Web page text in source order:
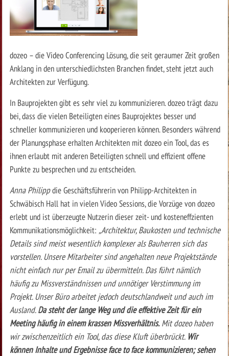
dozeo – die Video Conferencing Lösung, die seit geraumer Zeit großen
Anklang in den unterschiedlichsten Branchen findet, steht jetzt auch
Architekten zur Verfügung.
In Bauprojekten gibt es sehr viel zu kommunizieren. dozeo trägt dazu
bei, dass die vielen Beteiligten eines Bauprojektes besser und
schneller kommunizieren und kooperieren können. Besonders während
der Planungsphase erhalten Architekten mit dozeo ein Tool, das es
ihnen erlaubt mit anderen Beteiligten schnell und effizient offene
Punkte zu besprechen und zu entscheiden.
Anna Philippdie Geschäftsführerin von Philipp-Architekten in
Schwäbisch Hall hat in vielen Video Sessions, die Vorzüge von dozeo
erlebt und ist überzeugte Nutzerin dieser zeit- und kosteneffzienten
Kommunikationsmöglichkeit: „Architektur, Baukosten und technische
Details sind meist wesentlich komplexer als Bauherren sich das
vorstellen. Unsere Mitarbeiter sind angehalten neue Projektstände
nicht einfach nur per Email zu übermitteln. Das führt nämlich
häufig zu Missverständnissen und unnötiger Verstimmung im
Projekt. Unser Büro arbeitet jedoch deutschlandweit und auch im
Ausland.Da steht der lange Weg und die effektive Zeit für ein
Meeting häufig in einem krassen Missverhältnis.Mit dozeo haben
wir zwischenzeitlich ein Tool, das diese Kluft überbrückt. Wir
können Inhalte und Ergebnisse face to face kommunizieren; sehen